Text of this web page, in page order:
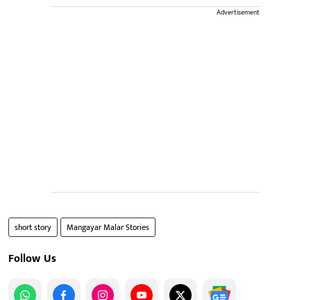
Advertisement
short story Mangayar Malar Stories
Follow Us